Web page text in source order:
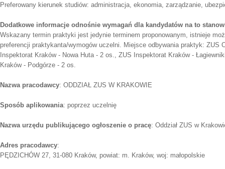
Preferowany kierunek studiów: administracja, ekonomia, zarządzanie,
Dodatkowe informacje odnośnie wymagań dla kandydatów na to
Wskazany termin praktyki jest jedynie terminem proponowanym, istnieje
preferencji praktykanta/wymogów uczelni. Miejsce odbywania praktyk: ZUS
Inspektorat Kraków - Nowa Huta - 2 os., ZUS Inspektorat Kraków -
Kraków - Podgórze - 2 os.
Nazwa pracodawcy: ODDZIAŁ ZUS W KRAKOWIE
Sposób aplikowania: poprzez uczelnię
Nazwa urzędu publikującego ogłoszenie o pracę: Oddział ZUS w
Adres pracodawcy:
PĘDZICHÓW 27, 31-080 Kraków, powiat: m. Kraków, woj: małopolskie